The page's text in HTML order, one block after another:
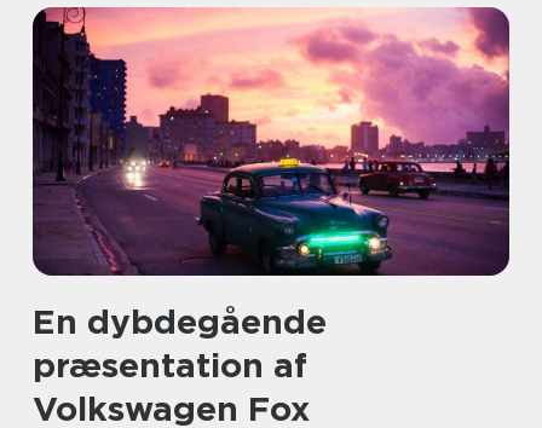
En dybdegående
præsentation af
Volkswagen Fox